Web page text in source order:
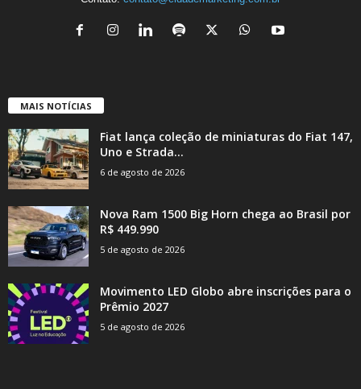
MAIS NOTÍCIAS
Fiat lança coleção de miniaturas do Fiat 147,
Uno e Strada...
6 de agosto de 2026
Nova Ram 1500 Big Horn chega ao Brasil por
R$ 449.990
5 de agosto de 2026
Movimento LED Globo abre inscrições para o
Prêmio 2027
5 de agosto de 2026